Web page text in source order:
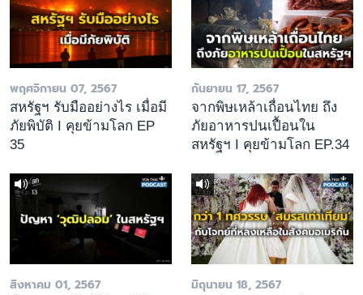
พฤศจิกายน 07, 2567
สหรัฐฯ รับมืออย่างไร เมื่อมี
ภัยพิบัติ I คุยข้ามโลก EP
35
กันยายน 17, 2567
จากพิษเหล้าเถื่อนไทย ถึง
ภัยอาหารปนเปื้อนใน
สหรัฐฯ I คุยข้ามโลก EP.34
สิงหาคม 01, 2567 มิถุนายน 18, 2567